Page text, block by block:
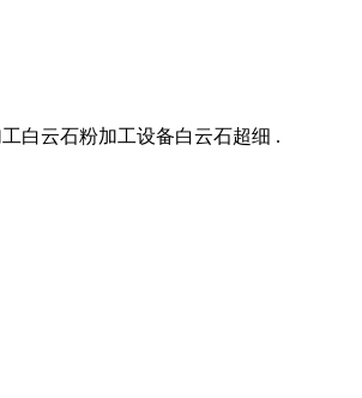
白云石粉加工设备白云石超细 .